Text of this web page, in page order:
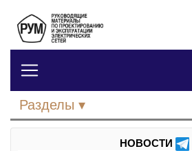
Разделы
НОВОСТИ